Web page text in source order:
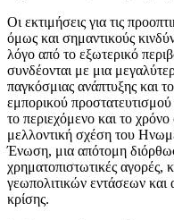
Οι εκτιμήσεις για τις
όμως και σημαντικούς
λόγο από το εξωτερικό
συνδέονται με μια
παγκόσμιας ανάπτυξης και
εμπορικού
το περιεχόμενο και το
μελλοντική σχέση του
Ένωση, μια απότομη
χρηματοπιστωτικές
γεωπολιτικών εντάσεων
κρίσης.